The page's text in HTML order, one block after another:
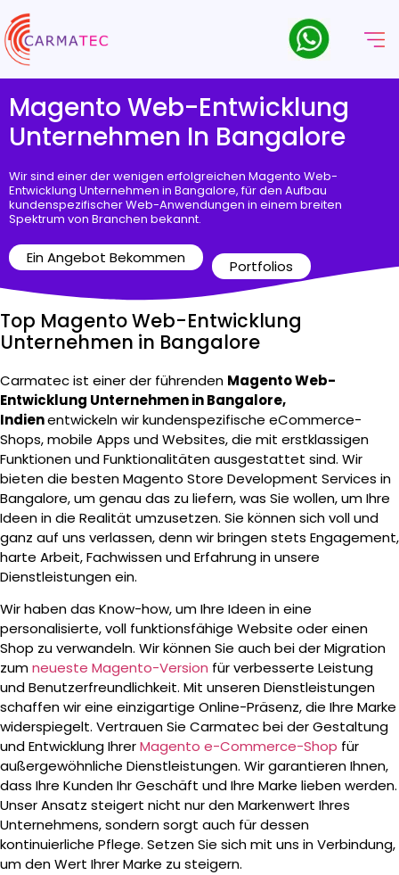
Magento Web-Entwicklung
Unternehmen In Bangalore
Wir sind einer der wenigen erfolgreichen Magento Web-
Entwicklung Unternehmen in Bangalore, für den Aufbau
kundenspezifischer Web-Anwendungen in einem breiten
Spektrum von Branchen bekannt.
Ein Angebot Bekommen Portfolios
Top Magento Web-Entwicklung
Unternehmen in Bangalore
Carmatec ist einer der führenden Magento Web-
Entwicklung Unternehmen in Bangalore,
Indienentwickeln wir kundenspezifische eCommerce-
Shops, mobile Apps und Websites, die mit erstklassigen
Funktionen und Funktionalitäten ausgestattet sind. Wir
bieten die besten Magento Store Development Services in
Bangalore, um genau das zu liefern, was Sie wollen, um Ihre
Ideen in die Realität umzusetzen. Sie können sich voll und
ganz auf uns verlassen, denn wir bringen stets Engagement,
harte Arbeit, Fachwissen und Erfahrung in unsere
Dienstleistungen ein.
Wir haben das Know-how, um Ihre Ideen in eine
personalisierte, voll funktionsfähige Website oder einen
Shop zu verwandeln. Wir können Sie auch bei der Migration
zumneueste Magento-Version für verbesserte Leistung
und Benutzerfreundlichkeit. Mit unseren Dienstleistungen
schaffen wir eine einzigartige Online-Präsenz, die Ihre Marke
widerspiegelt. Vertrauen Sie Carmatec bei der Gestaltung
und Entwicklung IhrerMagento e-Commerce-Shop für
außergewöhnliche Dienstleistungen. Wir garantieren Ihnen,
dass Ihre Kunden Ihr Geschäft und Ihre Marke lieben werden.
Unser Ansatz steigert nicht nur den Markenwert Ihres
Unternehmens, sondern sorgt auch für dessen
kontinuierliche Pflege. Setzen Sie sich mit uns in Verbindung,
um den Wert Ihrer Marke zu steigern.